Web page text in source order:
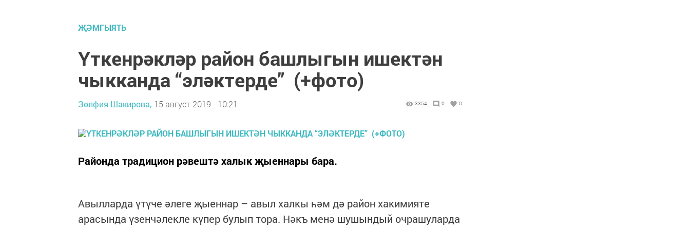
ҖӘМГЫЯТЬ
Үткенрәкләр район башлыгын ишектән
чыкканда “эләктерде” (+фото)
Зөлфия Шакирова, 15 август 2019 - 10:21 3354 0 0
Районда традицион рәвештә халык җыеннары бара.
Авылларда үтүче әлеге җыеннар – авыл халкы һәм дә район хакимияте
арасында үзенчәлекле күпер булып тора. Нәкъ менә шушындый очрашуларда